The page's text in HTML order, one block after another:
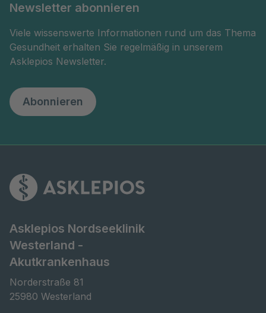
Newsletter abonnieren
Viele wissenswerte Informationen rund um das Thema
Gesundheit erhalten Sie regelmäßig in unserem
Asklepios Newsletter.
Abonnieren
Asklepios Nordseeklinik
Westerland -
Akutkrankenhaus
Norderstraße 81
25980 Westerland